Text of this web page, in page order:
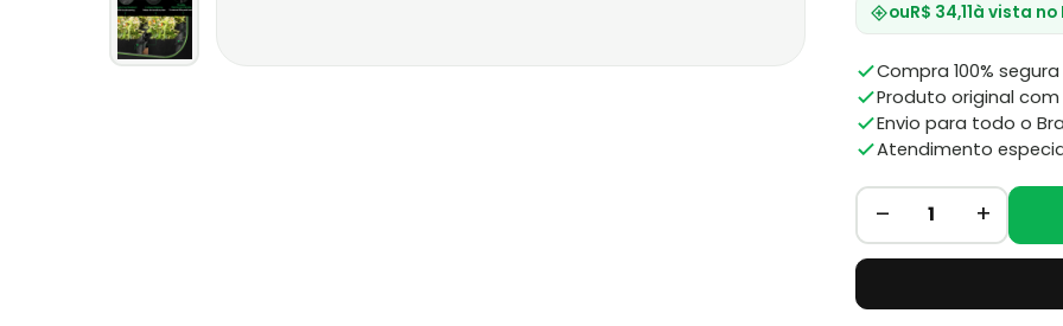
ouR$ 34,11à vista no
Compra 100%
Produto original
Envio para todo o
Atendimento
– 1 +